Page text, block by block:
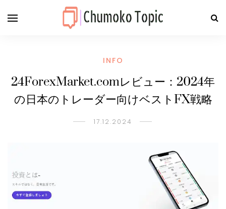
INFO
24ForexMarket.comレビュー：2024年
の日本のトレーダー向けベストFX戦略
17.12.2024